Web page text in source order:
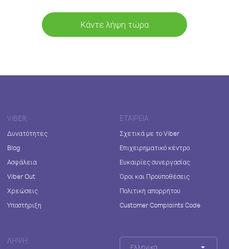
Κάντε λήψη τώρα
VIBER
Δυνατότητες
Blog
Ασφάλεια
Viber Out
Χρεώσεις
Υποστήριξη
ΕΤΑΙΡΕΊΑ
Σχετικά με το Viber
Επιχειρηματικό κέντρο
Ευκαιρίες συνεργασίας
Όροι και Προϋποθέσεις
Πολιτική απορρήτου
Customer Complaints Code
ΛΉΨΗ
Ελληνικά